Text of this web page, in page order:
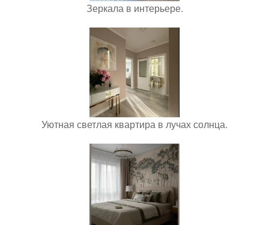
Зеркала в интерьере.
Уютная светлая квартира в лучах солнца.